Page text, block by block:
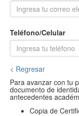
Teléfono/Celular
< Regresar
Para avanzar con tu
documento de
antecedentes
Copia de